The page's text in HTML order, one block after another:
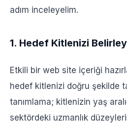
adım inceleyelim.
1. Hedef Kitlenizi
Etkili bir web site içeriği
hedef kitlenizi doğru şekilde
tanımlama; kitlenizin yaş
sektördeki uzmanlık